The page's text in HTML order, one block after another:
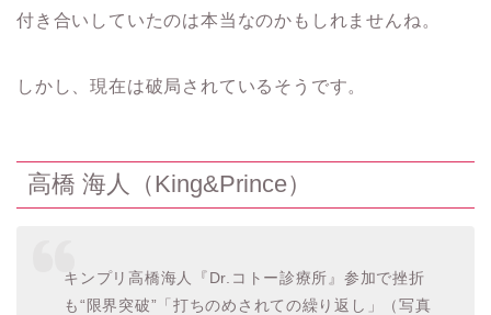
付き合いしていたのは本当なのかもしれませんね。
しかし、現在は破局されているそうです。
高橋 海人（King&Prince）
キンプリ高橋海人『Dr.コトー診療所』参加で挫折
も“限界突破”「打ちのめされての繰り返し」（写真